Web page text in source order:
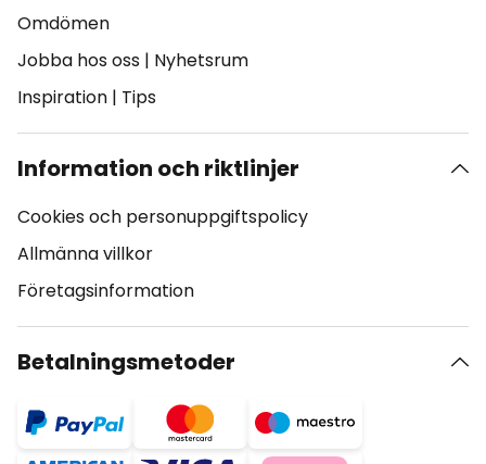
Omdömen
Jobba hos oss | Nyhetsrum
Inspiration | Tips
Information och riktlinjer
Cookies och personuppgiftspolicy
Allmänna villkor
Företagsinformation
Betalningsmetoder